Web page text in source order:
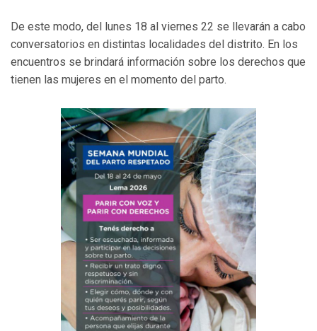
De este modo, del lunes 18 al viernes 22 se llevarán a cabo
conversatorios en distintas localidades del distrito. En los
encuentros se brindará información sobre los derechos que
tienen las mujeres en el momento del parto.